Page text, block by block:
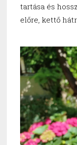
tartása és
előre, kettő